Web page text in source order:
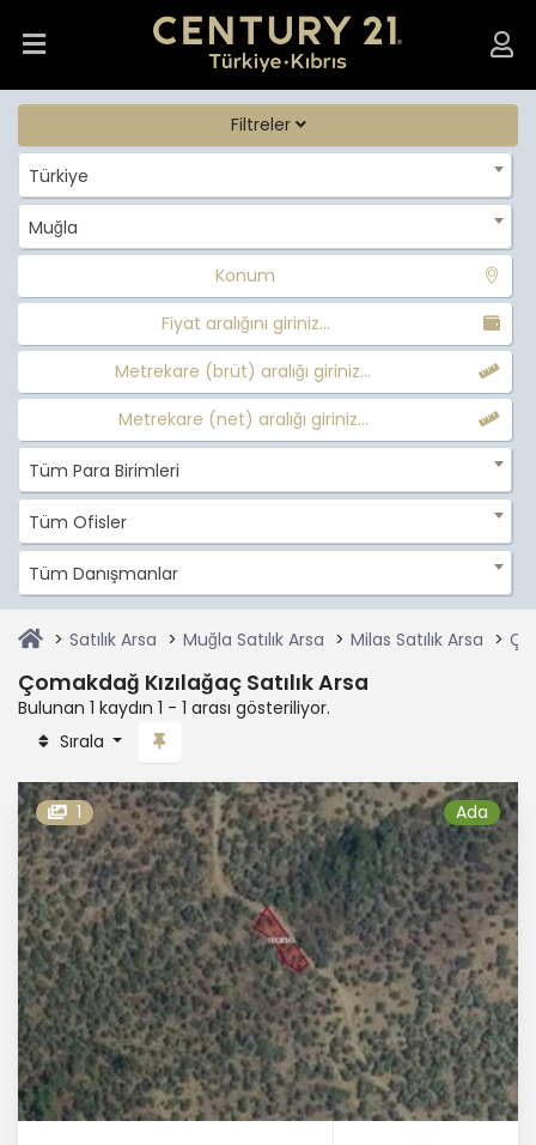
Filtreler
Türkiye
Muğla
Konum
Fiyat aralığını giriniz...
Metrekare (brüt) aralığı giriniz...
Metrekare (net) aralığı giriniz...
Tüm Para Birimleri
Tüm Ofisler
Tüm Danışmanlar
Satılık Arsa Muğla Satılık Arsa Milas Satılık Arsa
Çomakdağ Kızılağaç Satılık Arsa
Bulunan 1 kaydın 1 - 1 arası gösteriliyor.
Sırala
1 Ada